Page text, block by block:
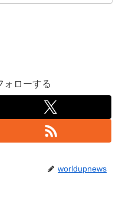
ォローする
worldupnews